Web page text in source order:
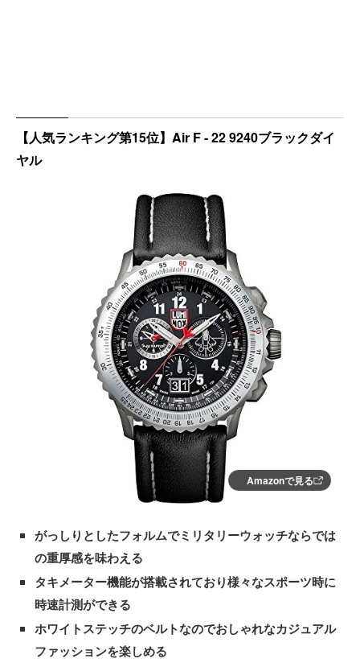
【人気ランキング第15位】Air F - 22 9240ブラックダイ
ヤル
Amazonで見る
がっしりとしたフォルムでミリタリーウォッチならでは
の重厚感を味わえる
タキメーター機能が搭載されており様々なスポーツ時に
時速計測ができる
ホワイトステッチのベルトなのでおしゃれなカジュアル
ファッションを楽しめる